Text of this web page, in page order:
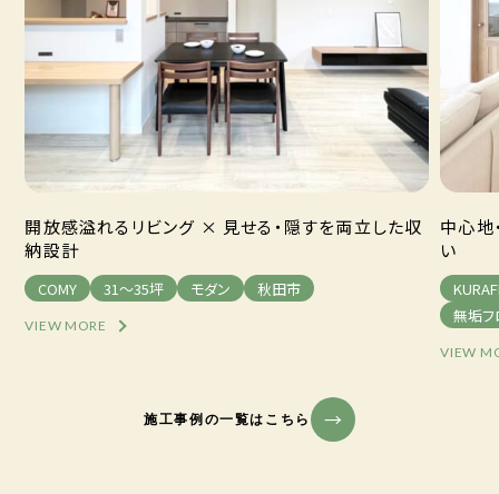
開放感溢れるリビング × 見せる・隠すを両立した収
納設計
COMY 31～35坪 モダン 秋田市
VIEW MORE
中心地
い
無垢フ
VIEW
施工事例の一覧はこちら